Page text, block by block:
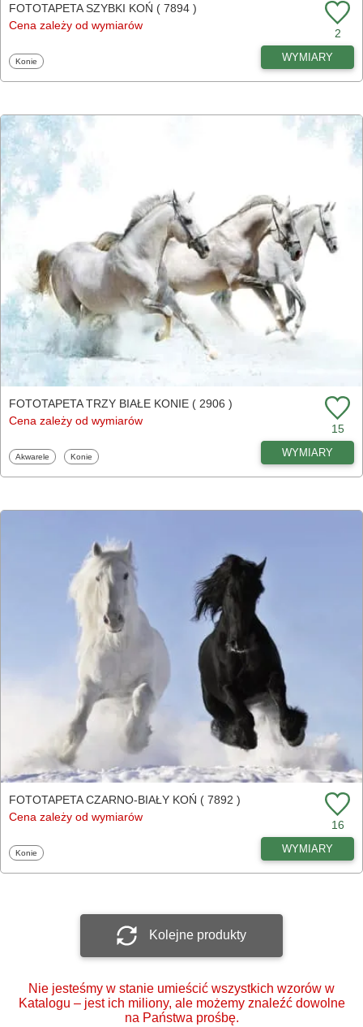
FOTOTAPETA SZYBKI KOŃ ( 7894 )
Cena zależy od wymiarów
2
Fototapety
Konie WYMIARY
FOTOTAPETA TRZY BIAŁE KONIE ( 2906 )
Cena zależy od wymiarów
15
Fototapety
Akwarele Fototapety
Konie WYMIARY
FOTOTAPETA CZARNO-BIAŁY KOŃ ( 7892 )
Cena zależy od wymiarów
16
Fototapety
Konie WYMIARY
Kolejne produkty
Nie jesteśmy w stanie umieścić wszystkich wzorów w
Katalogu – jest ich miliony, ale możemy znaleźć dowolne
na Państwa prośbę.